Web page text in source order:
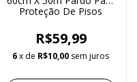
Proteção De Pisos
R$59,99
6x de R$10,00 sem juros